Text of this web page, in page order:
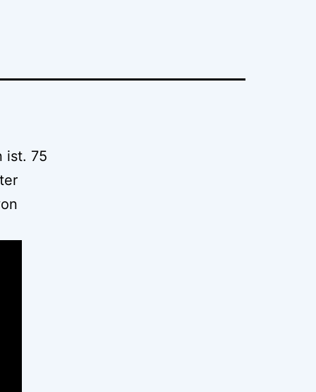
ist. 75